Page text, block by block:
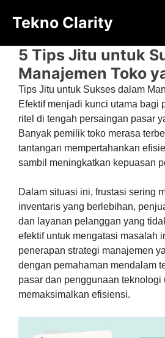
Tekno Clarity
5 Tips Jitu untuk
Manajemen Toko
Tips Jitu untuk Sukses dalam
Efektif menjadi kunci utama bagi
ritel di tengah persaingan pasar
Banyak pemilik toko merasa
tantangan mempertahankan
sambil meningkatkan kepuasan
Dalam situasi ini, frustasi sering
inventaris yang berlebihan,
dan layanan pelanggan yang
efektif untuk mengatasi masalah
penerapan strategi manajemen
dengan pemahaman mendalam
pasar dan penggunaan teknologi
memaksimalkan efisiensi.